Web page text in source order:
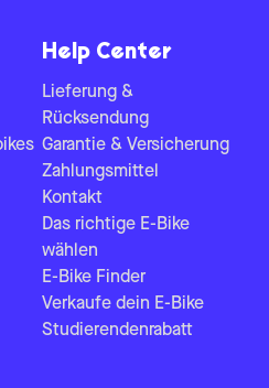
Help Center
Lieferung &
Rücksendung
Garantie & Versicherung
Zahlungsmittel
Kontakt
Das richtige E-Bike
wählen
E-Bike Finder
Verkaufe dein E-Bike
Studierendenrabatt